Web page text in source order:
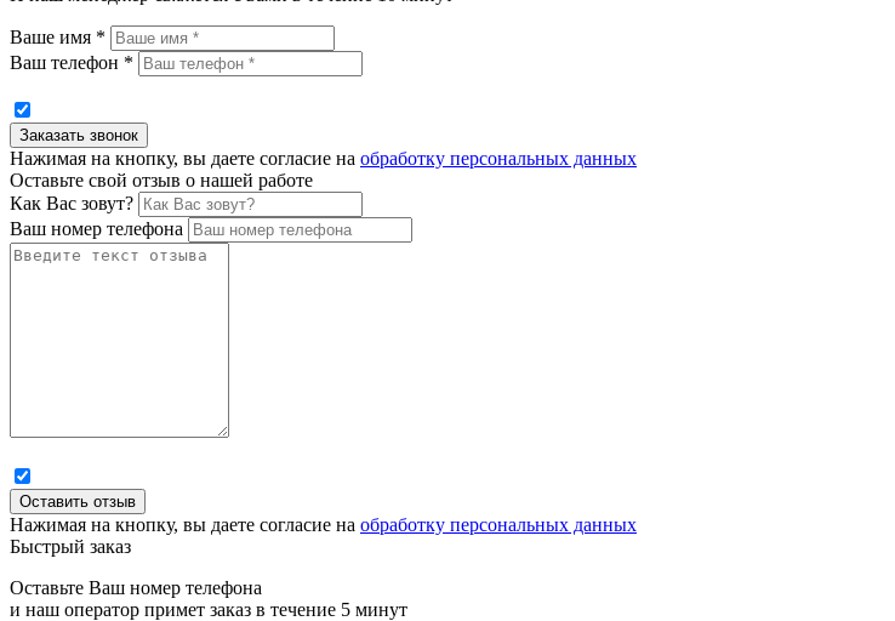
Ваше имя *
Ваш телефон *
Нажимая на кнопку, вы даете согласие на обработку персональных данных
Оставьте свой отзыв о нашей работе
Как Вас зовут?
Ваш номер телефона
Нажимая на кнопку, вы даете согласие на обработку персональных данных
Быстрый заказ
Оставьте Ваш номер телефона
и наш оператор примет заказ в течение 5 минут